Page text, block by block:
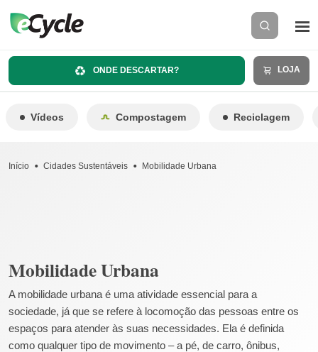
ONDE DESCARTAR? LOJA
Vídeos Compostagem Reciclagem
Início Cidades Sustentáveis Mobilidade Urbana
Mobilidade Urbana
A mobilidade urbana é uma atividade essencial para a
sociedade, já que se refere à locomoção das pessoas entre os
espaços para atender às suas necessidades. Ela é definida
como qualquer tipo de movimento – a pé, de carro, ônibus,